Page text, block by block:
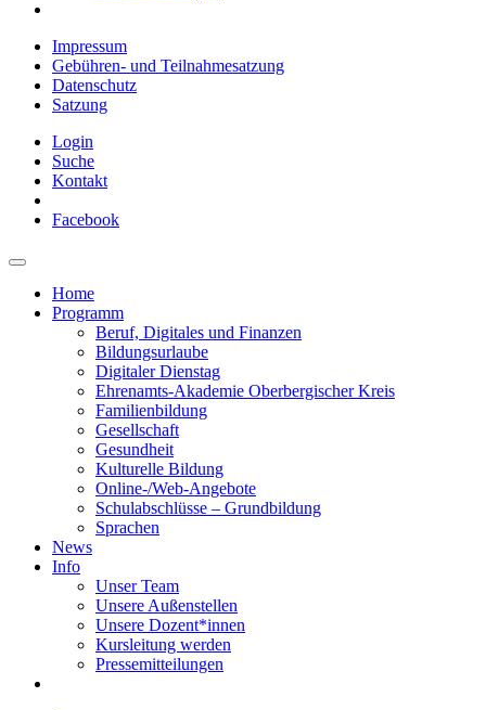
Impressum
Gebühren- und Teilnahmesatzung
Datenschutz
Satzung
Login
Suche
Kontakt
Facebook
Home
Programm
Beruf, Digitales und Finanzen
Bildungsurlaube
Digitaler Dienstag
Ehrenamts-Akademie Oberbergischer Kreis
Familienbildung
Gesellschaft
Gesundheit
Kulturelle Bildung
Online-/Web-Angebote
Schulabschlüsse – Grundbildung
Sprachen
News
Info
Unser Team
Unsere Außenstellen
Unsere Dozent*innen
Kursleitung werden
Pressemitteilungen